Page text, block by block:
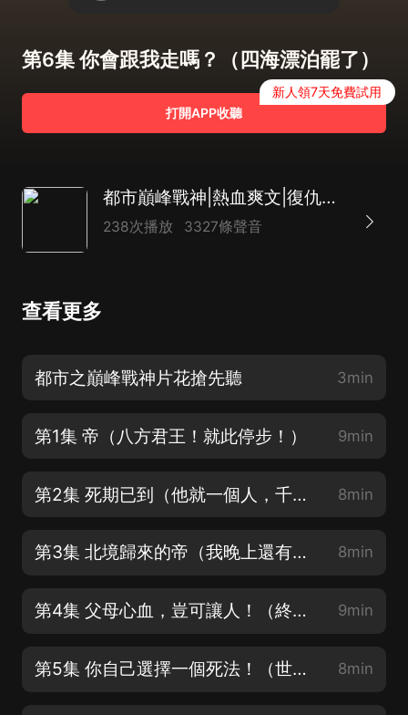
第6集 你會跟我走嗎？（四海漂泊罷了）
打開APP收聽
新人領7天免費試用
都市巔峰戰神|熱血爽文|復仇虐渣|逆襲|不朽戰神|AI多播
238次播放 3327條聲音
查看更多
都市之巔峰戰神片花搶先聽 3min
第1集 帝（八方君王！就此停步！） 9min
第2集 死期已到（他就一個人，千萬别被他給虎住了！） 8min
第3集 北境歸來的帝（我晚上還有事，帶著你不方便。） 8min
第4集 父母心血，豈可讓人！（終於擺脫這個古怪的人了！本姑娘終於輕鬆了！） 9min
第5集 你自己選擇一個死法！（世人皆知“帝”恐怖，殊不知“帝”為何恐怖！） 8min